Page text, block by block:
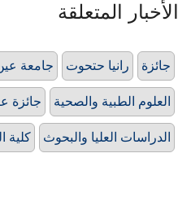
الأخبار المتعلقة
جامعة رانيا حتحوت جائزة
جائزة العلوم الطبية والصحية
كلية الدراسات العليا والبحوث